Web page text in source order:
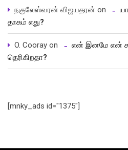
நகுலேஸ்வரன் விஜயதரன் on
தாகம் எது?
O. Cooray on
என் இனமே என்
தெரிகிறதா?
[mnky_ads id="1375"]